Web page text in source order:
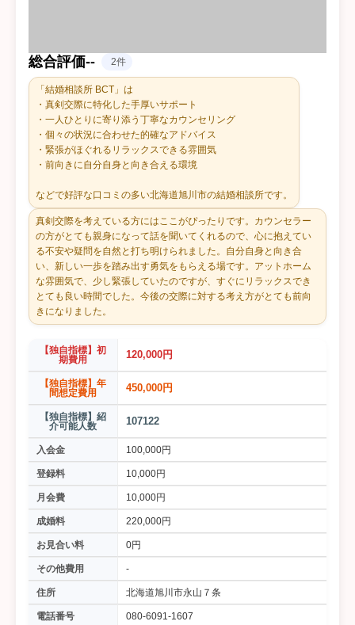
総合評価-- 2件
「結婚相談所 BCT」は
・真剣交際に特化した手厚いサポート
・一人ひとりに寄り添う丁寧なカウンセリング
・個々の状況に合わせた的確なアドバイス
・緊張がほぐれるリラックスできる雰囲気
・前向きに自分自身と向き合える環境
などで好評な口コミの多い北海道旭川市の結婚相談所です。
真剣交際を考えている方にはここがぴったりです。カウンセラー
の方がとても親身になって話を聞いてくれるので、心に抱えてい
る不安や疑問を自然と打ち明けられました。自分自身と向き合
い、新しい一歩を踏み出す勇気をもらえる場です。アットホーム
な雰囲気で、少し緊張していたのですが、すぐにリラックスでき
とても良い時間でした。今後の交際に対する考え方がとても前向
きになりました。
【独自指標】初
期費用
120,000円
【独自指標】年
間想定費用
450,000円
【独自指標】紹
介可能人数
107122
入会金 100,000円
登録料 10,000円
月会費 10,000円
成婚料 220,000円
お見合い料 0円
その他費用 -
住所 北海道旭川市永山７条
電話番号 080-6091-1607